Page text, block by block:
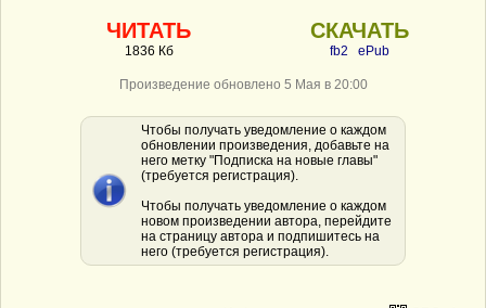
ЧИТАТЬ
1836 Кб
СКАЧАТЬ
fb2 ePub
Произведение обновлено 5 Мая в 20:00
Чтобы получать уведомление о каждом
обновлении произведения, добавьте на
него метку "Подписка на новые главы"
(требуется регистрация).
Чтобы получать уведомление о каждом
новом произведении автора, перейдите
на страницу автора и подпишитесь на
него (требуется регистрация).